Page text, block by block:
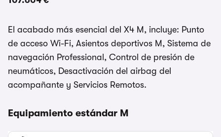
El acabado más esencial del X4 M, incluye: Punto
de acceso Wi-Fi, Asientos deportivos M, Sistema de
navegación Professional, Control de presión de
neumáticos, Desactivación del airbag del
acompañante y Servicios Remotos.
Equipamiento estándar M